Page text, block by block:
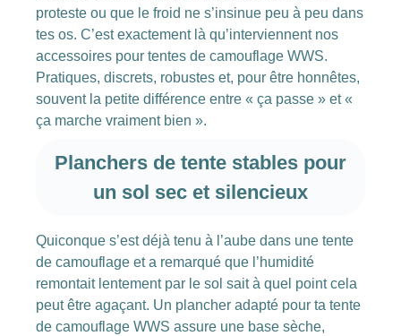
proteste ou que le froid ne s’insinue peu à peu dans
tes os. C’est exactement là qu’interviennent nos
accessoires pour tentes de camouflage WWS.
Pratiques, discrets, robustes et, pour être honnêtes,
souvent la petite différence entre « ça passe » et «
ça marche vraiment bien ».
Planchers de tente stables pour
un sol sec et silencieux
Quiconque s’est déjà tenu à l’aube dans une tente
de camouflage et a remarqué que l’humidité
remontait lentement par le sol sait à quel point cela
peut être agaçant. Un plancher adapté pour ta tente
de camouflage WWS assure une base sèche,